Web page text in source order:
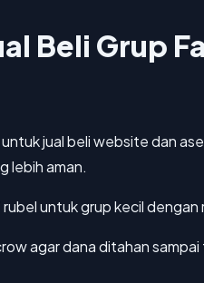
Beli Grup
jual beli website dan
lebih aman.
rubel untuk grup kecil
agar dana ditahan